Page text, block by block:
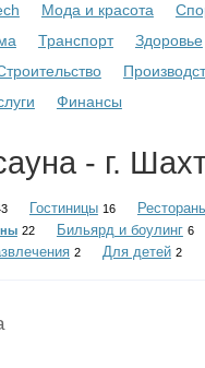
Объявления
Мода и красота
Транспорт Здоровье
Финансы
- г.
Гостиницы 16
22 Бильярд и боулинг 6
2 Для детей 2